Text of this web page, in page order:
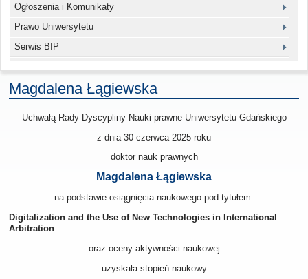
Ogłoszenia i Komunikaty
Prawo Uniwersytetu
Serwis BIP
Magdalena Łągiewska
Uchwałą Rady Dyscypliny Nauki prawne Uniwersytetu Gdańskiego
z dnia 30 czerwca 2025 roku
doktor nauk prawnych
Magdalena Łągiewska
na podstawie osiągnięcia naukowego pod tytułem:
Digitalization and the Use of New Technologies in International
Arbitration
oraz oceny aktywności naukowej
uzyskała stopień naukowy